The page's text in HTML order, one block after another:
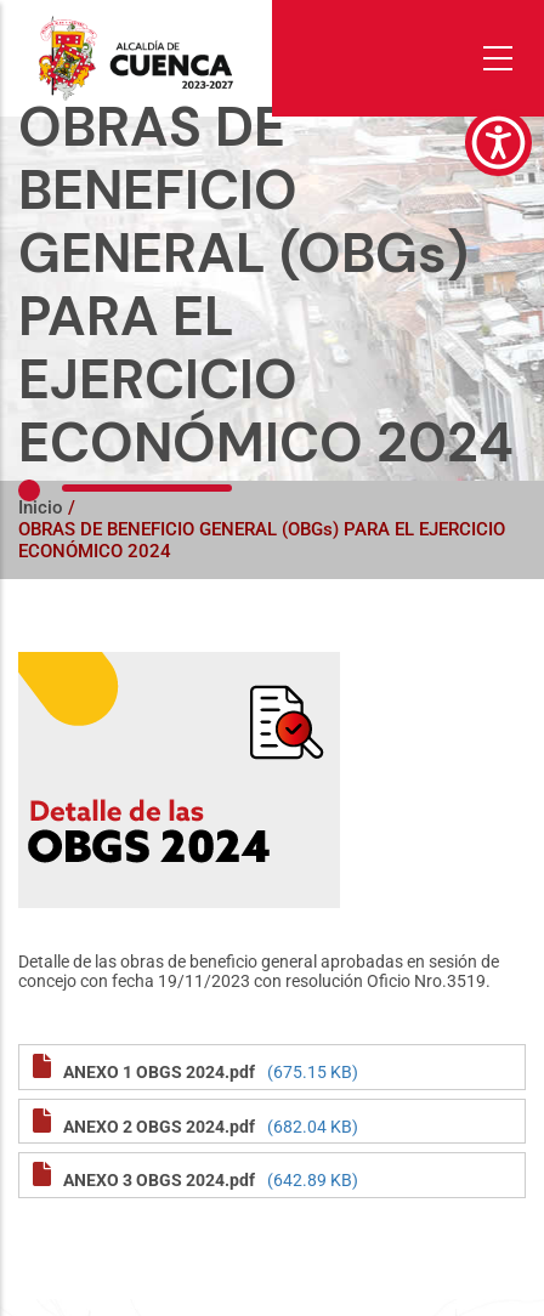
contenido
principal
OBRAS DE
BENEFICIO
GENERAL (OBGs)
PARA EL
EJERCICIO
ECONÓMICO 2024
Inicio /
OBRAS DE BENEFICIO GENERAL (OBGs) PARA EL EJERCICIO
ECONÓMICO 2024
Detalle de las obras de beneficio general aprobadas en sesión de
concejo con fecha 19/11/2023 con resolución Oficio Nro.3519.
ANEXO 1 OBGS 2024.pdf (675.15 KB)
ANEXO 2 OBGS 2024.pdf (682.04 KB)
ANEXO 3 OBGS 2024.pdf (642.89 KB)